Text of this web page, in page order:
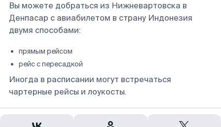
Вы можете добраться из Нижневартовска в
Денпасар с авиабилетом в страну Индонезия
двумя способами:
прямым рейсом
рейс с пересадкой
Иногда в расписании могут встречаться
чартерные рейсы и лоукосты.